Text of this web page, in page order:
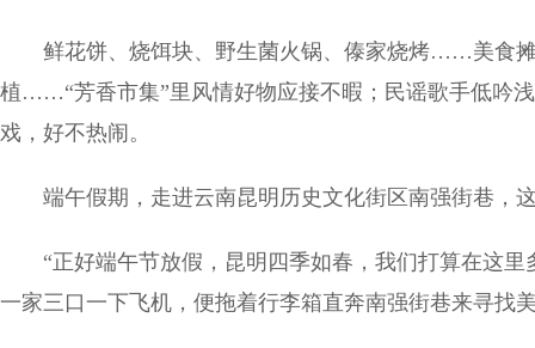
鲜花饼、烧饵块、野生菌火锅、傣家烧烤……美食
植……“芳香市集”里风情好物应接不暇；民谣歌手低吟
戏，好不热闹。
端午假期，走进云南昆明历史文化街区南强街巷，
“正好端午节放假，昆明四季如春，我们打算在这
一家三口一下飞机，便拖着行李箱直奔南强街巷来寻找